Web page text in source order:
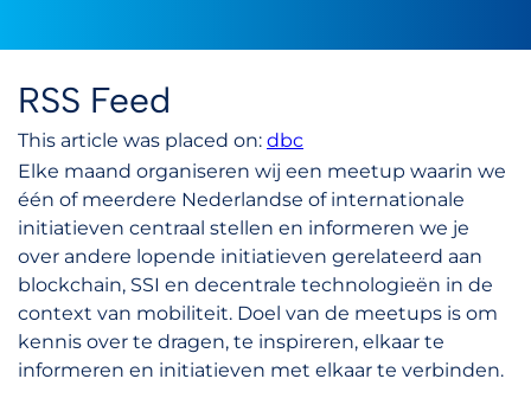
RSS Feed
This article was placed on: dbc
Elke maand organiseren wij een meetup waarin we
één of meerdere Nederlandse of internationale
initiatieven centraal stellen en informeren we je
over andere lopende initiatieven gerelateerd aan
blockchain, SSI en decentrale technologieën in de
context van mobiliteit. Doel van de meetups is om
kennis over te dragen, te inspireren, elkaar te
informeren en initiatieven met elkaar te verbinden.